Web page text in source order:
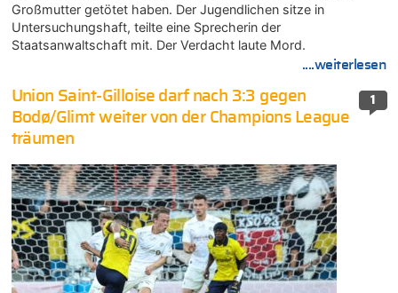
Großmutter getötet haben. Der Jugendlichen sitze in
Untersuchungshaft, teilte eine Sprecherin der
Staatsanwaltschaft mit. Der Verdacht laute Mord.
....weiterlesen
1
Union Saint-Gilloise darf nach 3:3 gegen
Bodø/Glimt weiter von der Champions League
träumen